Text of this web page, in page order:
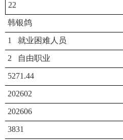
22
韩银鸽
1 就业困难人员
2 自由职业
5271.44
202602
202606
3831